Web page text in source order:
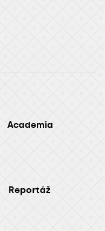
Academia
Reportáž